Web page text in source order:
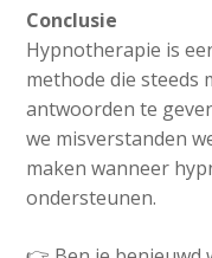
Conclusie
Hypnotherapie is
methode die steeds
antwoorden te
we misverstanden
maken wanneer
ondersteunen.